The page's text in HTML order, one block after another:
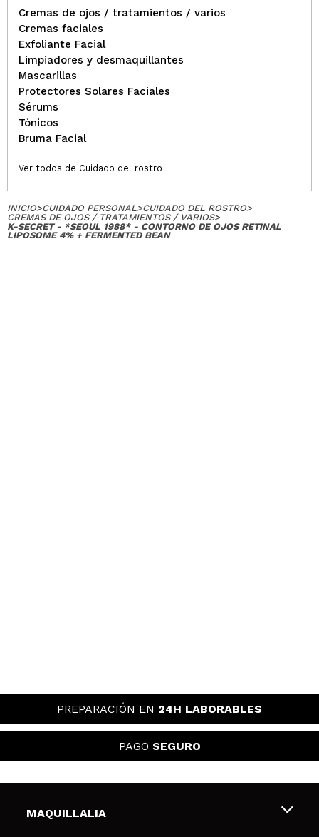
Cremas de ojos / tratamientos / varios
Cremas faciales
Exfoliante Facial
Limpiadores y desmaquillantes
Mascarillas
Protectores Solares Faciales
Sérums
Tónicos
Bruma Facial
Ver todos de Cuidado del rostro
INICIO>CUIDADO PERSONAL>CUIDADO DEL ROSTRO>
CREMAS DE OJOS / TRATAMIENTOS / VARIOS>
K-SECRET - *SEOUL 1988* - CONTORNO DE OJOS RETINAL
LIPOSOME 4% + FERMENTED BEAN
PREPARACIÓN EN 24H LABORABLES
PAGO SEGURO
MAQUILLALIA